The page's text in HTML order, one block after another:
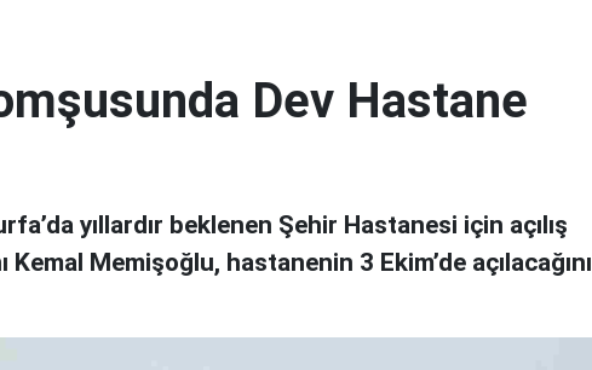
Dev Hastane
yıllardır beklenen Şehir Hastanesi için açılış
Kemal Memişoğlu, hastanenin 3 Ekim’de açılacağını